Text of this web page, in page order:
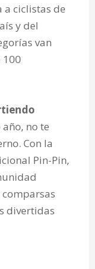
a ciclistas de
y del
van
100
no te
Con la
Pin-Pin,
divertidas